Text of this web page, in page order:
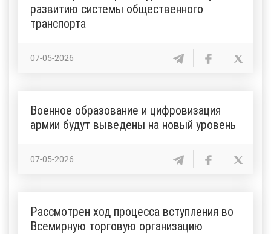
развитию системы общественного
транспорта
07-05-2026
Военное образование и цифровизация
армии будут выведены на новый уровень
07-05-2026
Рассмотрен ход процесса вступления во
Всемирную торговую организацию